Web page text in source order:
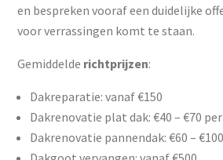
en bespreken vooraf een duidelijke
voor verrassingen komt te staan.
Gemiddelde richtprijzen:
Dakreparatie: vanaf €150
Dakrenovatie plat dak: €40 – €70
Dakrenovatie pannendak: €60 –